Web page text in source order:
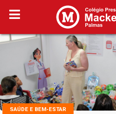
SAÚDE E BEM-ESTAR